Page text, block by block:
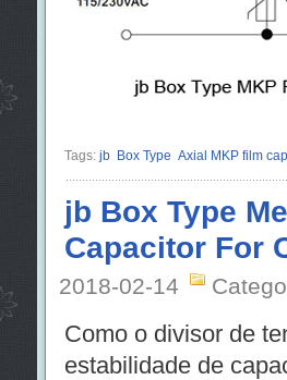
Tags: jb Box Type Axial MKP film
jb Box Type
Capacitor For
2018-02-14
Como o divisor de
estabilidade de